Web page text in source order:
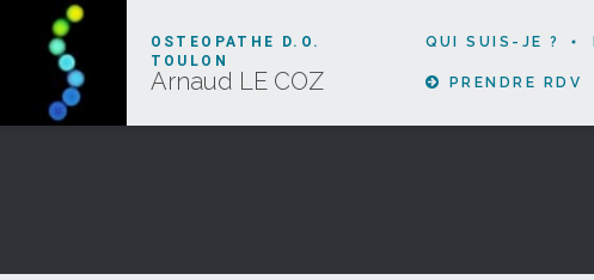
OSTEOPATHE D.O.
TOULON
Arnaud LE COZ
QUI SUIS-JE ?
PRENDRE RDV